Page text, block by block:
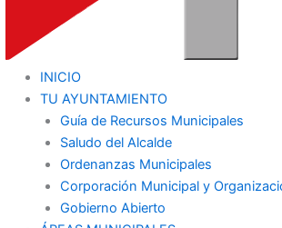
INICIO
TU AYUNTAMIENTO
Guía de Recursos Municipales
Saludo del Alcalde
Ordenanzas Municipales
Corporación Municipal y
Gobierno Abierto